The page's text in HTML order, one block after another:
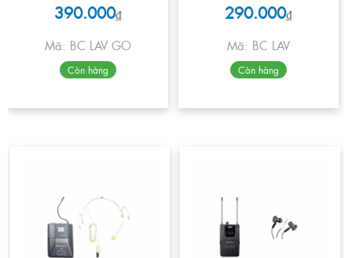
390.000₫
Mã: BC LAV GO
Còn hàng
290.000₫
Mã: BC LAV
Còn hàng